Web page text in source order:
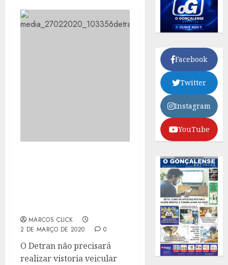
MARCOS CLICK
2 DE MARÇO DE 2020
0
O Detran não precisará
realizar vistoria veicular
Facebook
Twitter
Instagram
YouTube